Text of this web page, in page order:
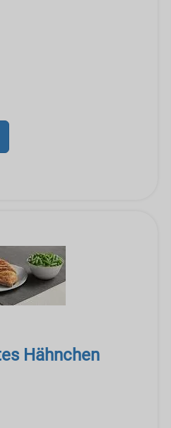
Hähnchen